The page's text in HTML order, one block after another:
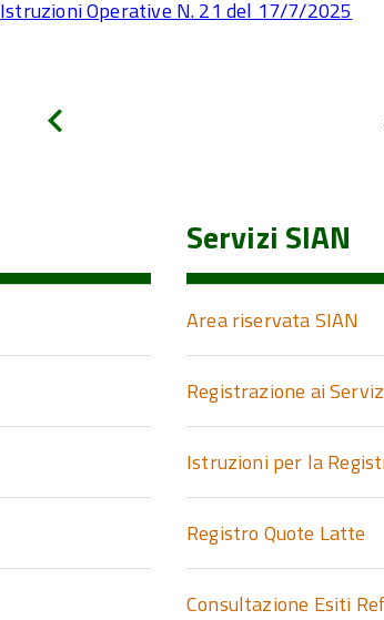
Istruzioni Operative N. 21 del 17/7/2025
Servizi SIAN
Area riservata SIAN
Registrazione ai
Istruzioni per la
Registro Quote Latte
Consultazione Esiti